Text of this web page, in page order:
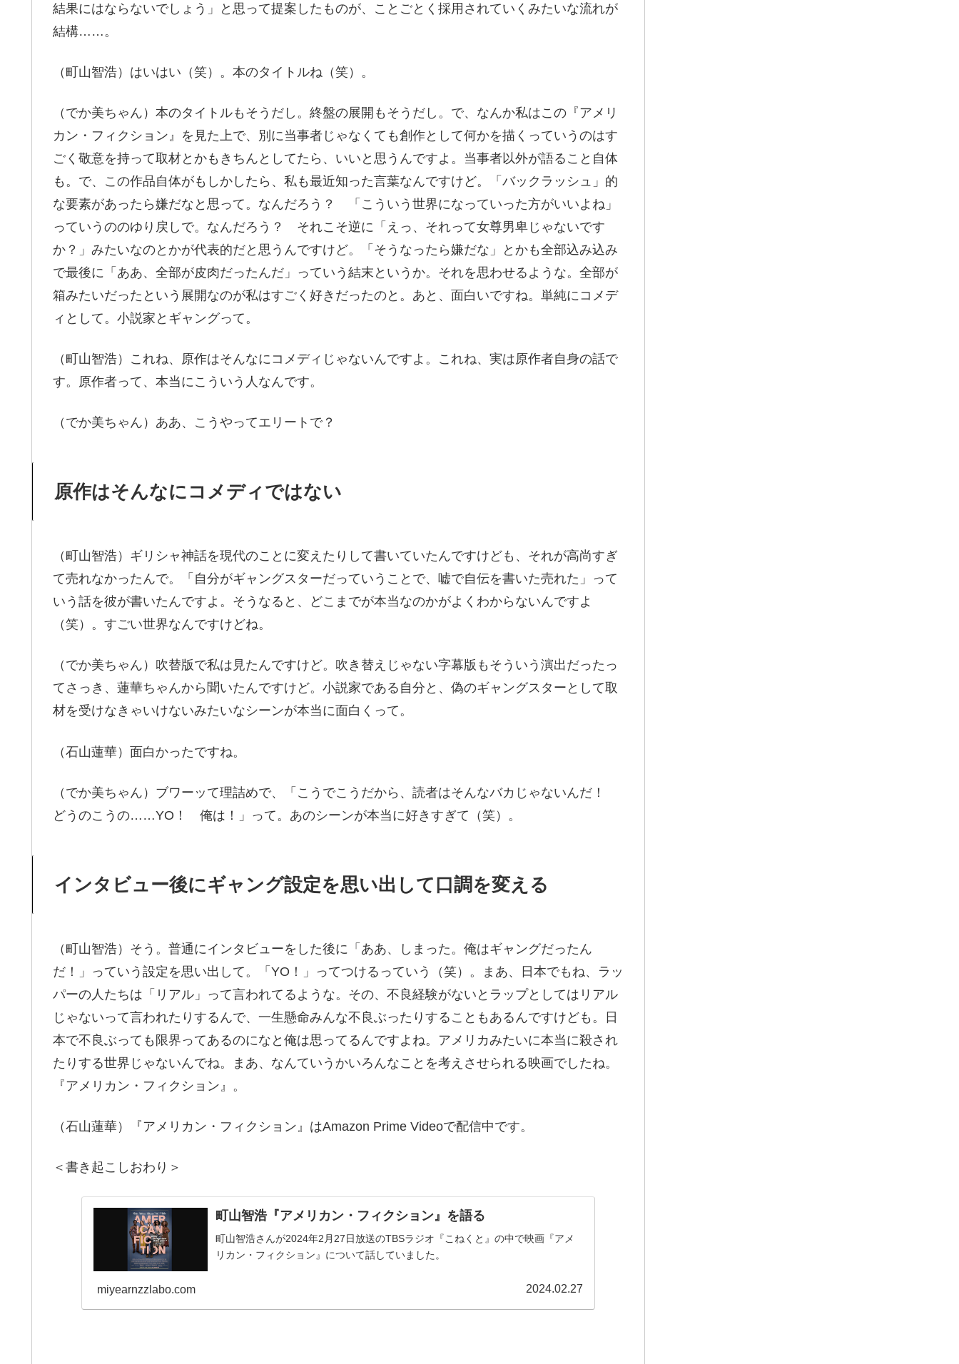
結果にはならないでしょう」と思って提案したものが、ことごとく採用されていくみたいな流れが
結構……。
（町山智浩）はいはい（笑）。本のタイトルね（笑）。
（でか美ちゃん）本のタイトルもそうだし。終盤の展開もそうだし。で、なんか私はこの『アメリ
カン・フィクション』を見た上で、別に当事者じゃなくても創作として何かを描くっていうのはす
ごく敬意を持って取材とかもきちんとしてたら、いいと思うんですよ。当事者以外が語ること自体
も。で、この作品自体がもしかしたら、私も最近知った言葉なんですけど。「バックラッシュ」的
な要素があったら嫌だなと思って。なんだろう？ 「こういう世界になっていった方がいいよね」
っていうののゆり戻しで。なんだろう？ それこそ逆に「えっ、それって女尊男卑じゃないです
か？」みたいなのとかが代表的だと思うんですけど。「そうなったら嫌だな」とかも全部込み込み
で最後に「ああ、全部が皮肉だったんだ」っていう結末というか。それを思わせるような。全部が
箱みたいだったという展開なのが私はすごく好きだったのと。あと、面白いですね。単純にコメデ
ィとして。小説家とギャングって。
（町山智浩）これね、原作はそんなにコメディじゃないんですよ。これね、実は原作者自身の話で
す。原作者って、本当にこういう人なんです。
（でか美ちゃん）ああ、こうやってエリートで？
原作はそんなにコメディではない
（町山智浩）ギリシャ神話を現代のことに変えたりして書いていたんですけども、それが高尚すぎ
て売れなかったんで。「自分がギャングスターだっていうことで、嘘で自伝を書いた売れた」って
いう話を彼が書いたんですよ。そうなると、どこまでが本当なのかがよくわからないんですよ
（笑）。すごい世界なんですけどね。
（でか美ちゃん）吹替版で私は見たんですけど。吹き替えじゃない字幕版もそういう演出だったっ
てさっき、蓮華ちゃんから聞いたんですけど。小説家である自分と、偽のギャングスターとして取
材を受けなきゃいけないみたいなシーンが本当に面白くって。
（石山蓮華）面白かったですね。
（でか美ちゃん）ブワーッて理詰めで、「こうでこうだから、読者はそんなバカじゃないんだ！
どうのこうの……YO！ 俺は！」って。あのシーンが本当に好きすぎて（笑）。
インタビュー後にギャング設定を思い出して口調を変える
（町山智浩）そう。普通にインタビューをした後に「ああ、しまった。俺はギャングだったん
だ！」っていう設定を思い出して。「YO！」ってつけるっていう（笑）。まあ、日本でもね、ラッ
パーの人たちは「リアル」って言われてるような。その、不良経験がないとラップとしてはリアル
じゃないって言われたりするんで、一生懸命みんな不良ぶったりすることもあるんですけども。日
本で不良ぶっても限界ってあるのになと俺は思ってるんですよね。アメリカみたいに本当に殺され
たりする世界じゃないんでね。まあ、なんていうかいろんなことを考えさせられる映画でしたね。
『アメリカン・フィクション』。
（石山蓮華）『アメリカン・フィクション』はAmazon Prime Videoで配信中です。
＜書き起こしおわり＞
町山智浩『アメリカン・フィクション』を語る
町山智浩さんが2024年2月27日放送のTBSラジオ『こねくと』の中で映画『アメ
リカン・フィクション』について話していました。
miyearnzzlabo.com 2024.02.27